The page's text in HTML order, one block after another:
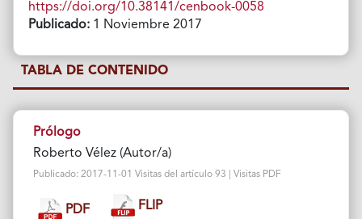
https://doi.org/10.38141/cenbook-0058
Publicado:1 Noviembre 2017
TABLA DE CONTENIDO
Prólogo
Roberto Vélez (Autor/a)
Publicado: 2017-11-01 Visitas del artículo 93 | Visitas PDF
PDF FLIP